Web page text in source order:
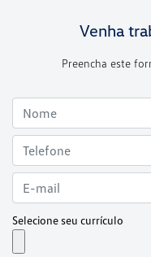
Venha
Preencha este
Selecione seu currículo